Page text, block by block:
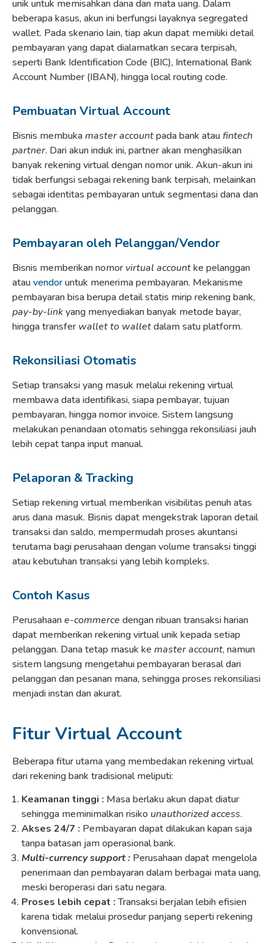
unik untuk memisahkan dana dan mata uang. Dalam
beberapa kasus, akun ini berfungsi layaknya segregated
wallet. Pada skenario lain, tiap akun dapat memiliki detail
pembayaran yang dapat dialamatkan secara terpisah,
seperti Bank Identification Code (BIC), International Bank
Account Number (IBAN), hingga local routing code.
Pembuatan Virtual Account
Bisnis membukamaster accountpada bank ataufintech
partner. Dari akun induk ini, partner akan menghasilkan
banyak rekening virtual dengan nomor unik. Akun-akun ini
tidak berfungsi sebagai rekening bank terpisah, melainkan
sebagai identitas pembayaran untuk segmentasi dana dan
pelanggan.
Pembayaran oleh Pelanggan/Vendor
Bisnis memberikan nomorvirtual accountke pelanggan
atauvendoruntuk menerima pembayaran. Mekanisme
pembayaran bisa berupa detail statis mirip rekening bank,
pay-by-linkyang menyediakan banyak metode bayar,
hingga transferwallet to walletdalam satu platform.
Rekonsiliasi Otomatis
Setiap transaksi yang masuk melalui rekening virtual
membawa data identifikasi, siapa pembayar, tujuan
pembayaran, hingga nomor invoice. Sistem langsung
melakukan penandaan otomatis sehingga rekonsiliasi jauh
lebih cepat tanpa input manual.
Pelaporan & Tracking
Setiap rekening virtual memberikan visibilitas penuh atas
arus dana masuk. Bisnis dapat mengekstrak laporan detail
transaksi dan saldo, mempermudah proses akuntansi
terutama bagi perusahaan dengan volume transaksi tinggi
atau kebutuhan transaksi yang lebih kompleks.
Contoh Kasus
Perusahaane-commerce dengan ribuan transaksi harian
dapat memberikan rekening virtual unik kepada setiap
pelanggan. Dana tetap masuk ke master account, namun
sistem langsung mengetahui pembayaran berasal dari
pelanggan dan pesanan mana, sehingga proses rekonsiliasi
menjadi instan dan akurat.
Fitur Virtual Account
Beberapa fitur utama yang membedakan rekening virtual
dari rekening bank tradisional meliputi:
Keamanan tinggi : Masa berlaku akun dapat diatur
sehingga meminimalkan risiko unauthorized access.
Akses 24/7 : Pembayaran dapat dilakukan kapan saja
tanpa batasan jam operasional bank.
Multi-currency support : Perusahaan dapat mengelola
penerimaan dan pembayaran dalam berbagai mata uang,
meski beroperasi dari satu negara.
Proses lebih cepat :Transaksi berjalan lebih efisien
karena tidak melalui prosedur panjang seperti rekening
konvensional.